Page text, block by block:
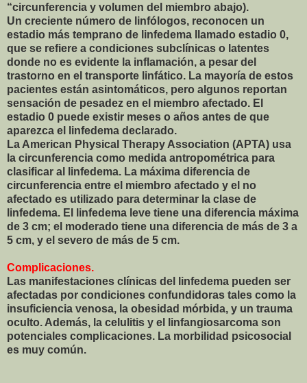
“circunferencia y volumen del miembro abajo).
Un creciente número de linfólogos, reconocen un
estadio más temprano de linfedema llamado estadio 0,
que se refiere a condiciones subclínicas o latentes
donde no es evidente la inflamación, a pesar del
trastorno en el transporte linfático. La mayoría de estos
pacientes están asintomáticos, pero algunos reportan
sensación de pesadez en el miembro afectado. El
estadio 0 puede existir meses o años antes de que
aparezca el linfedema declarado.
La American Physical Therapy Association (APTA) usa
la circunferencia como medida antropométrica para
clasificar al linfedema. La máxima diferencia de
circunferencia entre el miembro afectado y el no
afectado es utilizado para determinar la clase de
linfedema. El linfedema leve tiene una diferencia máxima
de 3 cm; el moderado tiene una diferencia de más de 3 a
5 cm, y el severo de más de 5 cm.
Complicaciones.
Las manifestaciones clínicas del linfedema pueden ser
afectadas por condiciones confundidoras tales como la
insuficiencia venosa, la obesidad mórbida, y un trauma
oculto. Además, la celulitis y el linfangiosarcoma son
potenciales complicaciones. La morbilidad psicosocial
es muy común.